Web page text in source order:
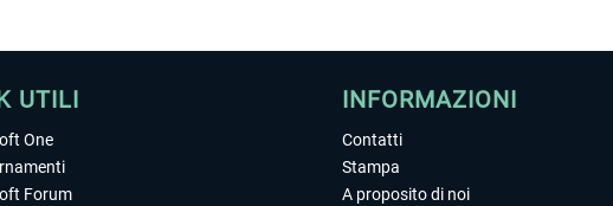
UTILI
One
Forum
INFORMAZIONI
Contatti
Stampa
A proposito di noi